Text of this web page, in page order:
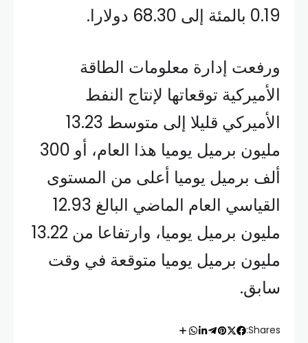
0.19 بالمئة إلى 68.30 دولارا.
ورفعت إدارة معلومات الطاقة
الأميركية توقعاتها لإنتاج النفط
الأميركي قليلا إلى متوسط ​​13.23
مليون برميل يوميا هذا العام، أو 300
ألف برميل يوميا أعلى من المستوى
القياسي العام الماضي البالغ 12.93
مليون برميل يوميا، وارتفاعا من 13.22
مليون برميل يوميا متوقعة في وقت
سابق.
Shares: